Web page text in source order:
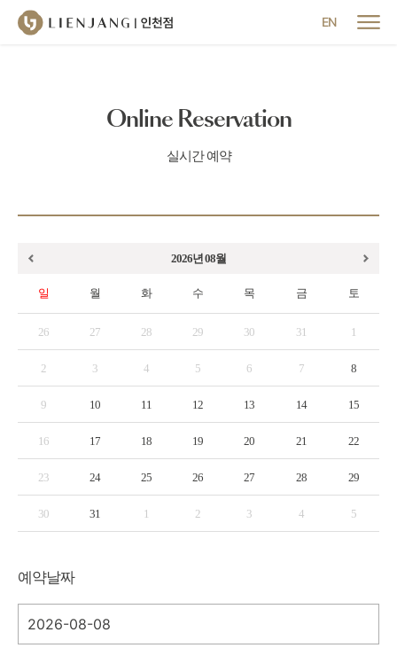
EN
Online Reservation
실시간 예약
2026년08월
일 월 화 수 목 금 토
26 27 28 29 30 31 1
2 3 4 5 6 7 8
9 10 11 12 13 14 15
16 17 18 19 20 21 22
23 24 25 26 27 28 29
30 31 1 2 3 4 5
예약날짜